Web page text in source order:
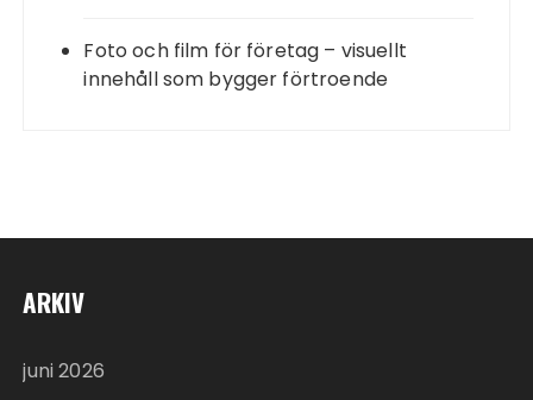
Foto och film för företag – visuellt
innehåll som bygger förtroende
ARKIV
juni 2026